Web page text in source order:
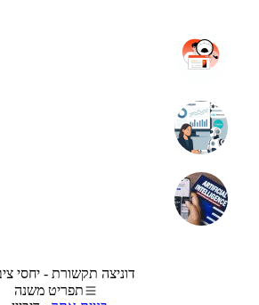
דוניצה תקשורת - יחסי
תפריט משנה